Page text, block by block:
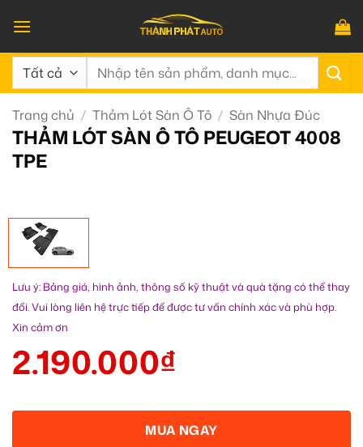
qua
nội
dung
Tìm
Trang chủ / Thảm Lót Sàn Ô Tô / Sàn Nhựa Đúc
THẢM LÓT SÀN Ô TÔ PEUGEOT 4008
TPE
Lưu ý: Bảng giá, hình ảnh, thông số kỹ thuật và quà tặng có thể thay
đổi. Vui lòng liên hệ trực tiếp để được tư vấn chính xác và phù hợp.
Xin cảm ơn
2.190.000₫
MUA NGAY